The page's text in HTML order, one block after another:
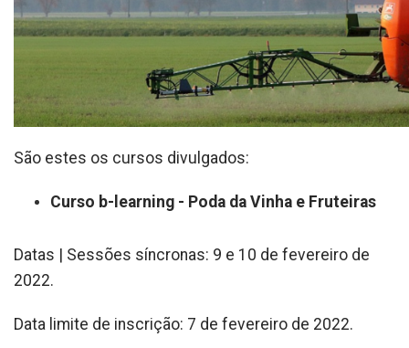
São estes os cursos divulgados:
Curso b-learning - Poda da Vinha e Fruteiras
Datas | Sessões síncronas: 9 e 10 de fevereiro de
2022.
Data limite de inscrição: 7 de fevereiro de 2022.